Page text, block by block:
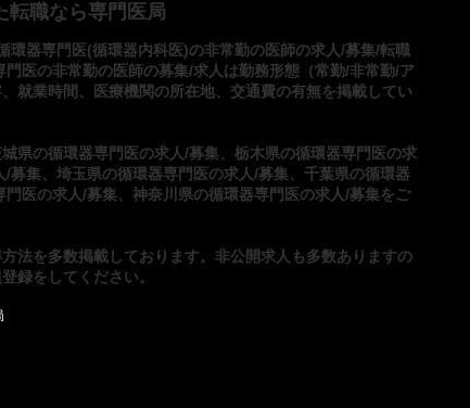
転職なら専門医局
環器専門医(循環器内科医)の非常勤の医師の求人/募集/転職
医の非常勤の医師の募集/求人は勤務形態（常勤/非常勤/ア
就業時間、医療機関の所在地、交通費の有無を掲載してい
県の循環器専門医の求人/募集
栃木県の循環器専門医の求
/募集 埼玉県の循環器専門医の求人/募集
千葉県の循環器
門医の求人/募集 神奈川県の循環器専門医の求人/募集をご
法を多数掲載しております。非公開求人も多数ありますの
録をしてください。